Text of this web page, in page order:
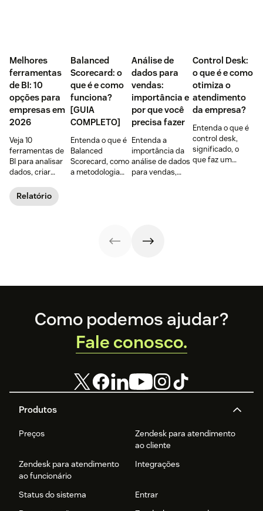
Melhores
ferramentas
de BI: 10
opções para
empresas em
2026
Veja 10
ferramentas de
BI para analisar
dados, criar
melhorar
decisões.
Relatório
Balanced
Scorecard: o
que é e como
funciona?
[GUIA
COMPLETO]
Entenda o que é
Balanced
Scorecard, como
a metodologia
Análise de
dados para
vendas:
importância e
por que você
precisa fazer
Entenda a
importância da
análise de dados
para vendas,
empresa.
Control Desk:
o que é e como
otimiza o
atendimento
da empresa?
Entenda o que é
control desk,
significado, o
que faz um
Footer
Produtos
Preços
Zendesk para atendimento
ao cliente
Zendesk para atendimento
ao funcionário
Integrações
Status do sistema
Entrar
Como podemos ajudar?
Fale conosco.